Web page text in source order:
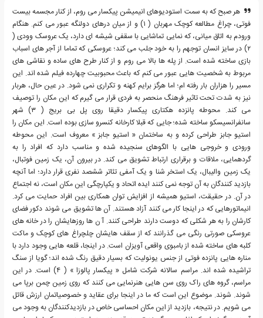
هر صبح که به سمت استودیوهای انیمیشن پیکسار می روم، از کنار مجسمه بیست
فوتی، چراغ مطالعه کوچک مهربان ( ۱) و از میان درهای دولنگه عبور می کنم. هنگام
ورودم به اتاق میانی، که نمایی تماشایی با سقفی شیشه ای دارد، یک عروسک وودی (
۲) در سایز انسان توجهم را به خود جلب می کند؛ عروسکی که تماما از آجر های اسباب
بازی ساخته شده است. از پله ها بالا می روم و از کنار طرح های ساده و نقاشی های
مربوط به شخصیت هایی عبور می کنم که باعث محبوبیت چهارده فیلم شده اند. این
مسیر را هزاران بار رفته ام؛ اما هرگز برایم کهنه و تکراری نمی شود. در عین حال، هربار
نیز به شدت تحت تاثیر فرهنگ منحصر به فردی قرار می گیرم که این مکان را توصیف
می کند. محوطه پانزده هکتاری پیکسار دقیقا روی پل بی بریج ( ۳) شهر
سانفرانسیسکو ساخته شده؛ جایی که قبلا کارخانه کنسرو سازی بوده است. این مکان را
استیو جابز طراحی کرده و به ساختمان « استیو جابز » معروف است. این محوطه
ورودی و خروجی هایی با الگوهای سنجیده شده و مناسب دارد که افراد را به
گردهمایی، ملاقات و برقراری ارتباط تشویق می کند. در بیرون آن، یک زمین فوتبال،
یک زمین والیبال، یک استخر شنا و یک آمفی تئاتر ششصد نفری قرار دارد؛ اما آنچه
بازدید کنندگان به آن توجه نمی کنند ایده اتحاد و یکپارچگی این مکان است، نه اجتماع
در آن. در حقیقت، استیو همیشه از افزایش توان همکاری بین افراد حمایت می کرد.
انیماتورهایی که در اینجا کار می کنند آزاد هستند. آن ها تشویق می شوند دکور فضای
کارشان را به هر شکلی که دوست دارند طراحی کنند. آ ن ها روزهایشان را در خانه های
عروسکی صورتی رنگی می گذرانند که از سقف هایشان چلچراغ های کوچک و ماکت
کلبه های ساخته شده از بامبوی واقعی آویزان است. در اینجا، قلعه هایی وجود دارد با
مناره هایی پانزده فوتی از جنس یونولیت که بسیار دقیق رنگ شده اند؛ گویا از سنگ
تراشیده شده اند. مراسم سالانه شرکت شامل « پیکسار پالوزا » ( ۴) است. در این
مراسم، گروه های راک روی سن هایی هنرنمایی می کنند که روی زمین چمن برپا می
شوند. شوند. موضوع این است که ما در اینجا برای عقاید و خصوصیاتمان ارزش قائل
می شویم. در نتیجه، بازدید از این مکان احساسی خاص در بازدیدکنندگان به وجود می